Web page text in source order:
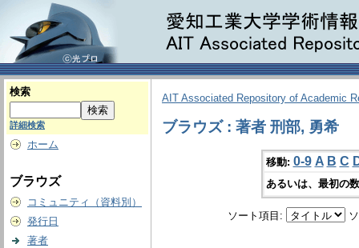
検索
詳細検索
ホーム
ブラウズ
コミュニティ（資料別）
発行日
著者
AIT Associated Repository of Academic
ブラウズ : 著者 刑部, 勇希
移動: 0-9 A B C
あるいは、最初の
ソート項目: